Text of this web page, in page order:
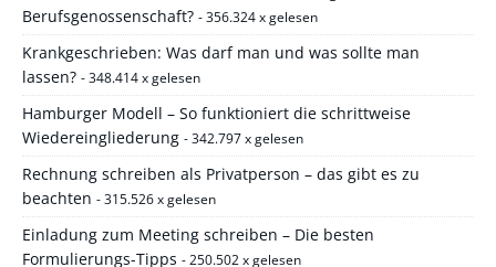
Berufsgenossenschaft? - 356.324 x gelesen
Krankgeschrieben: Was darf man und was sollte man
lassen? - 348.414 x gelesen
Hamburger Modell – So funktioniert die schrittweise
Wiedereingliederung - 342.797 x gelesen
Rechnung schreiben als Privatperson – das gibt es zu
beachten - 315.526 x gelesen
Einladung zum Meeting schreiben – Die besten
Formulierungs-Tipps - 250.502 x gelesen